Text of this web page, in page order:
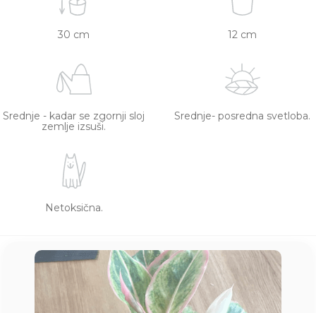
30 cm 12 cm
Srednje - kadar se zgornji sloj
zemlje izsuši.
Srednje- posredna svetloba.
Netoksična.